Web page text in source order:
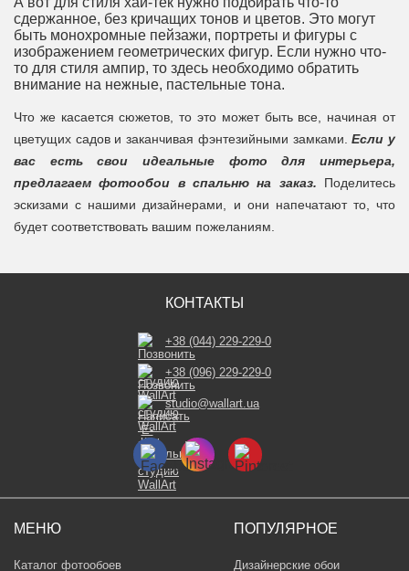
сдержанное, без кричащих тонов и цветов. Это могут
быть монохромные пейзажи, портреты и фигуры с
изображением геометрических фигур. Если нужно что-
то для стиля ампир, то здесь необходимо обратить
внимание на нежные, пастельные тона.
Что же касается сюжетов, то это может быть все, начиная от
цветущих садов и заканчивая фэнтезийными замками. Если у
вас есть свои идеальные фото для интерьера,
предлагаем фотообои в спальню на заказ. Поделитесь
эскизами с нашими дизайнерами, и они напечатают то, что
будет соответствовать вашим пожеланиям.
МЕНЮ
Каталог фотообоев
ПОПУЛЯРНОЕ
Дизайнерские обои
КОНТАКТЫ
+38 (044) 229-229-0
+38 (096) 229-229-0
studio@wallart.ua